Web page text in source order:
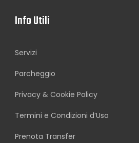
Info Utili
Servizi
Parcheggio
Privacy & Cookie Policy
Termini e Condizioni d’Uso
Prenota Transfer